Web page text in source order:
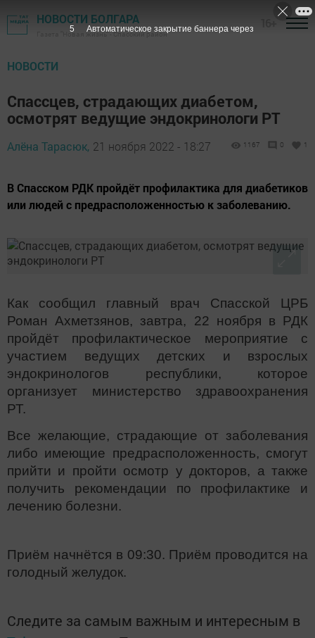
НОВОСТИ БОЛГАРА
Газета "Новая жизнь" - Спасский район
НОВОСТИ
Спассцев, страдающих диабетом,
осмотрят ведущие эндокринологи РТ
Алёна Тарасюк, 21 ноября 2022 - 18:27 1167 0 1
В Спасском РДК пройдёт профилактика для диабетиков
или людей с предрасположенностью к заболеванию.
Как сообщил главный врач Спасской ЦРБ
Роман Ахметзянов, завтра, 22 ноября в РДК
пройдёт профилактическое мероприятие с
участием ведущих детских и взрослых
эндокринологов республики, которое
организует министерство здравоохранения
РТ.
Все желающие, страдающие от заболевания
либо имеющие предрасположенность, смогут
прийти и пройти осмотр у докторов, а также
получить рекомендации по профилактике и
лечению болезни.
Приём начнётся в 09:30. Приём проводится на
голодный желудок.
Следите за самым важным и интересным в
4 Автоматическое закрытие баннера через